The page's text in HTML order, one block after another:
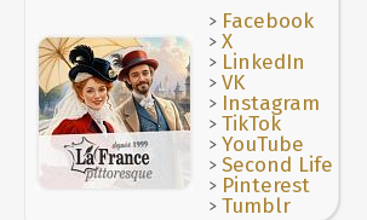
> Facebook
>X
> LinkedIn
>VK
> Instagram
>TikTok
>YouTube
>Second Life
> Pinterest
>Tumblr